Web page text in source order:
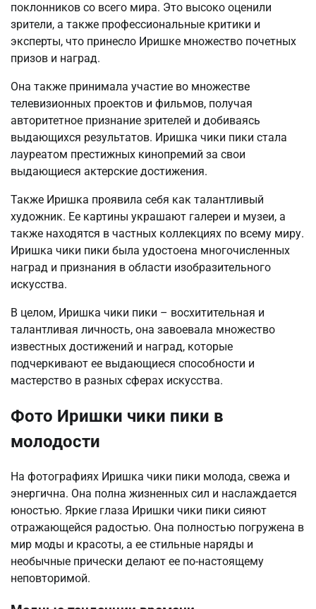
поклонников со всего мира. Это высоко оценили
зрители, а также профессиональные критики и
эксперты, что принесло Иришке множество почетных
призов и наград.
Она также принимала участие во множестве
телевизионных проектов и фильмов, получая
авторитетное признание зрителей и добиваясь
выдающихся результатов. Иришка чики пики стала
лауреатом престижных кинопремий за свои
выдающиеся актерские достижения.
Также Иришка проявила себя как талантливый
художник. Ее картины украшают галереи и музеи, а
также находятся в частных коллекциях по всему миру.
Иришка чики пики была удостоена многочисленных
наград и признания в области изобразительного
искусства.
В целом, Иришка чики пики – восхитительная и
талантливая личность, она завоевала множество
известных достижений и наград, которые
подчеркивают ее выдающиеся способности и
мастерство в разных сферах искусства.
Фото Иришки чики пики в
молодости
На фотографиях Иришка чики пики молода, свежа и
энергична. Она полна жизненных сил и наслаждается
юностью. Яркие глаза Иришки чики пики сияют
отражающейся радостью. Она полностью погружена в
мир моды и красоты, а ее стильные наряды и
необычные прически делают ее по-настоящему
неповторимой.